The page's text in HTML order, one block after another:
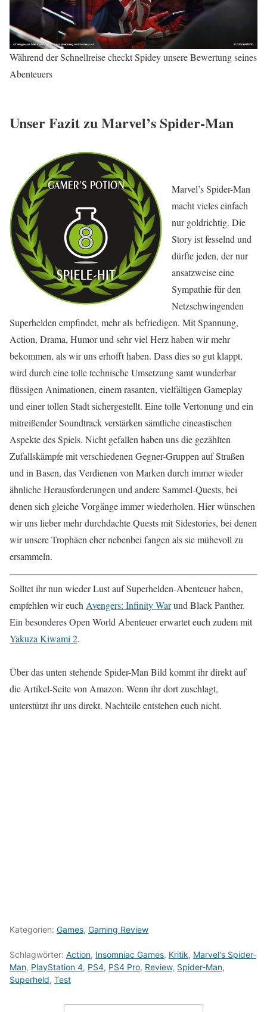
Während der Schnellreise checkt Spidey unsere Bewertung seines
Abenteuers
Unser Fazit zu Marvel’s Spider-Man
Marvel’s Spider-Man
macht vieles einfach
nur goldrichtig. Die
Story ist fesselnd und
dürfte jeden, der nur
ansatzweise eine
Sympathie für den
Netzschwingenden
Superhelden empfindet, mehr als befriedigen. Mit Spannung,
Action, Drama, Humor und sehr viel Herz haben wir mehr
bekommen, als wir uns erhofft haben. Dass dies so gut klappt,
wird durch eine tolle technische Umsetzung samt wunderbar
flüssigen Animationen, einem rasanten, vielfältigen Gameplay
und einer tollen Stadt sichergestellt. Eine tolle Vertonung und ein
mitreißender Soundtrack verstärken sämtliche cineastischen
Aspekte des Spiels. Nicht gefallen haben uns die gezählten
Zufallskämpfe mit verschiedenen Gegner-Gruppen auf Straßen
und in Basen, das Verdienen von Marken durch immer wieder
ähnliche Herausforderungen und andere Sammel-Quests, bei
denen sich gleiche Vorgänge immer wiederholen. Hier wünschen
wir uns lieber mehr durchdachte Quests mit Sidestories, bei denen
wir unsere Trophäen eher nebenbei fangen als sie mühevoll zu
ersammeln.
Solltet ihr nun wieder Lust auf Superhelden-Abenteuer haben,
empfehlen wir euchAvengers: Infinity Warund Black Panther.
Ein besonderes Open World Abenteuer erwartet euch zudem mit
Yakuza Kiwami 2.
Über das unten stehende Spider-Man Bild kommt ihr direkt auf
die Artikel-Seite von Amazon. Wenn ihr dort zuschlagt,
unterstützt ihr uns direkt. Nachteile entstehen euch nicht.
Kategorien: Games, Gaming Review
Schlagwörter: Action, Insomniac Games, Kritik, Marvel's Spider-
Man, PlayStation 4, PS4, PS4 Pro, Review, Spider-Man,
Superheld, Test